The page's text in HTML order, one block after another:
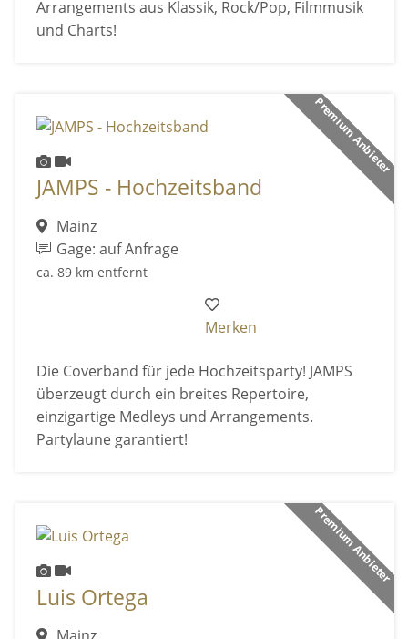
Arrangements aus Klassik, Rock/Pop, Filmmusik
und Charts!
Premium Anbieter
JAMPS - Hochzeitsband
Mainz
Gage: auf Anfrage
ca. 89 km entfernt
Merken
Die Coverband für jede Hochzeitsparty! JAMPS
überzeugt durch ein breites Repertoire,
einzigartige Medleys und Arrangements.
Partylaune garantiert!
Premium Anbieter
Luis Ortega